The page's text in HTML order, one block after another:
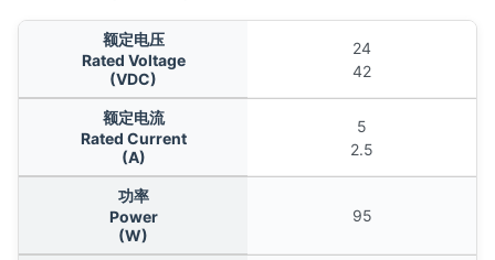
额定电压
Rated Voltage
(VDC)
24
42
额定电流
Rated Current
(A)
5
2.5
功率
Power
(W)
95